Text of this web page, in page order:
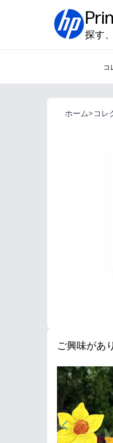
探す
コ
ホーム>コレ
ご興味があ